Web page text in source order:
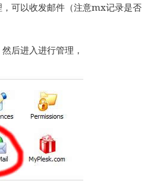
可以收发邮件（注意mx记录是否
后进入进行管理，